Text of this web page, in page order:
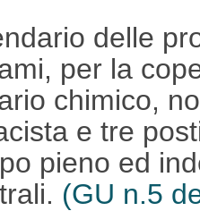
delle
per la
chimico,
e tre
pieno ed
(GU n.5